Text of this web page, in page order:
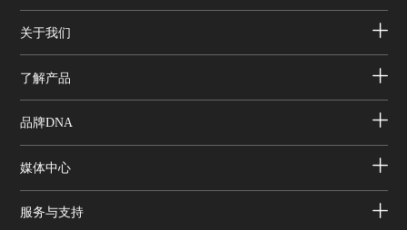
关于我们
了解产品
品牌DNA
媒体中心
服务与支持